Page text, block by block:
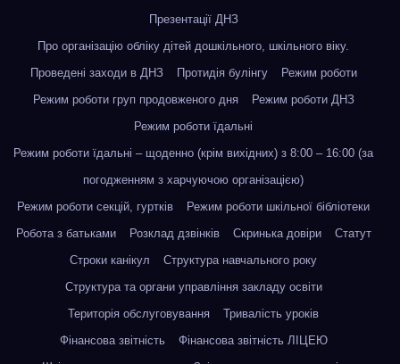
Презентації ДНЗ
Про організацію обліку дітей дошкільного, шкільного віку.
Проведені заходи в ДНЗ
Протидія булінгу
Режим роботи
Режим роботи груп продовженого дня
Режим роботи ДНЗ
Режим роботи їдальні
Режим роботи їдальні – щоденно (крім вихідних) з 8:00 – 16:00 (за
погодженням з харчуючою організацією)
Режим роботи секцій, гуртків
Режим роботи шкільної бібліотеки
Робота з батьками
Розклад дзвінків Скринька довіри
Статут
Строки канікул
Структура навчального року
Структура та органи управління закладу освіти
Територія обслуговування
Тривалість уроків
Фінансова звітність
Фінансова звітність ЛІЦЕЮ